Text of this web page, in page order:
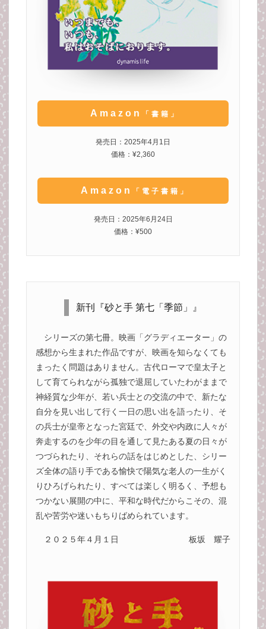
Amazon 「書籍」
発売日：2025年4月1日
価格：¥2,360
Amazon 「電子書籍」
発売日：2025年6月24日
価格：¥500
新刊『砂と手 第七「季節」』
シリーズの第七冊。映画「グラディエーター」の
感想から生まれた作品ですが、映画を知らなくても
まったく問題はありません。古代ローマで皇太子と
して育てられながら孤独で退屈していたわがままで
神経質な少年が、若い兵士との交流の中で、新たな
自分を見い出して行く一日の思い出を語ったり、そ
の兵士が皇帝となった宮廷で、外交や内政に人々が
奔走するのを少年の目を通して見たある夏の日々が
つづられたり、それらの話をはじめとした、シリー
ズ全体の語り手である愉快で陽気な老人の一生がく
りひろげられたり、すべては楽しく明るく、予想も
つかない展開の中に、平和な時代だからこその、混
乱や苦労や迷いもちりばめられています。
２０２５年４月１日 板坂 耀子